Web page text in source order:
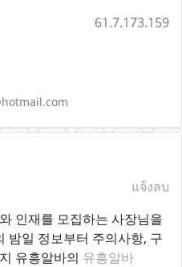
61.7.173.159
แจ้งลบ
인재를 모집하는 사장님을
밤일 정보부터 주의사항, 구
유흥알바의 유흥알바